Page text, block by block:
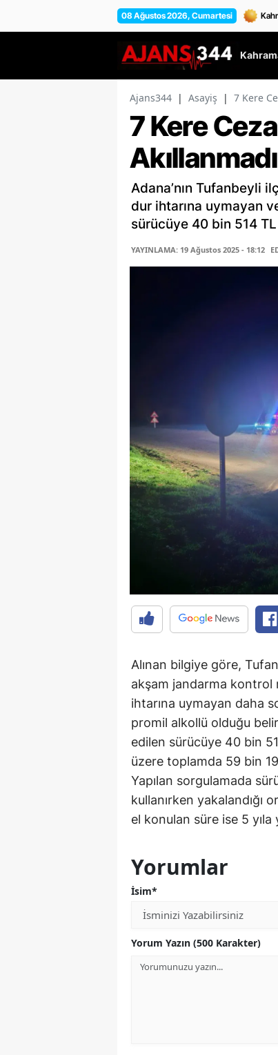
08 Ağustos 2026, Cumartesi
Ajans344 | Asayiş | 7 Kere
7 Kere
Akıllanmadı
Adana’nın Tufanbeyli
dur ihtarına uymayan
sürücüye 40 bin 514
YAYINLAMA: 19 Ağustos 2025 - 18:12
Alınan bilgiye göre,
akşam jandarma kontrol
ihtarına uymayan daha
promil alkollü olduğu
edilen sürücüye 40 bin
üzere toplamda 59 bin
Yapılan sorgulamada
kullanırken yakalandığı
el konulan süre ise 5 yıla
Yorumlar
İsim*
Yorum Yazın (500 Karakter)